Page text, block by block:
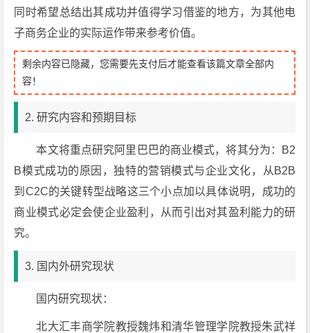
同时希望总结出其成功并值得学习借鉴的地方，为其他电
子商务企业的实际运作带来参考价值。
剩余内容已隐藏，您需要先支付后才能查看该篇文章全部内
容！
2. 研究内容和预期目标
本文将重点研究阿里巴巴的商业模式，将其分为：B2
B模式成功的原因，独特的营销模式与企业文化，从B2B
到C2C的关键转型战略这三个小点加以具体说明，成功的
商业模式必定会使企业盈利，从而引出对其盈利能力的研
究。
3. 国内外研究现状
国内研究现状：
北大汇丰商学院教授魏炜和清华管理学院教授朱武祥